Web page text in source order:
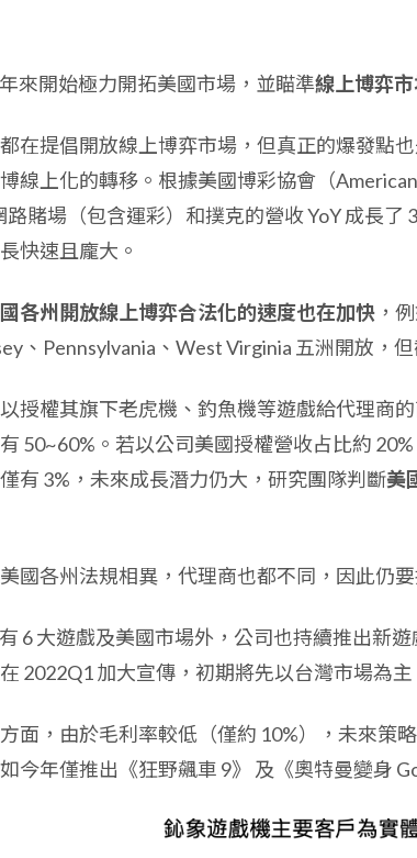
來開始極力開拓美國市場，並瞄準線上博弈市
在提倡開放線上博弈市場，但真正的爆發點
線上化的轉移。根據美國博彩協會（
路賭場（包含運彩）和撲克的營收 YoY 成長了
快速且龐大。
各州開放線上博弈合法化的速度也在加快 ，
、Pennsylvania、West Virginia 五洲開放，
授權其旗下老虎機、釣魚機等遊戲給代理商
50~60%。若以公司美國授權營收占比約
有 3%，未來成長潛力仍大，研究團隊判斷美
國各州法規相異，代理商也都不同，因此仍
6 大遊戲及美國市場外，公司也持續推出新
2022Q1 加大宣傳，初期將先以台灣市場為主
面，由於毛利率較低（僅約 10%），未來策
今年僅推出《狂野飆車 9》 及《奧特曼變身